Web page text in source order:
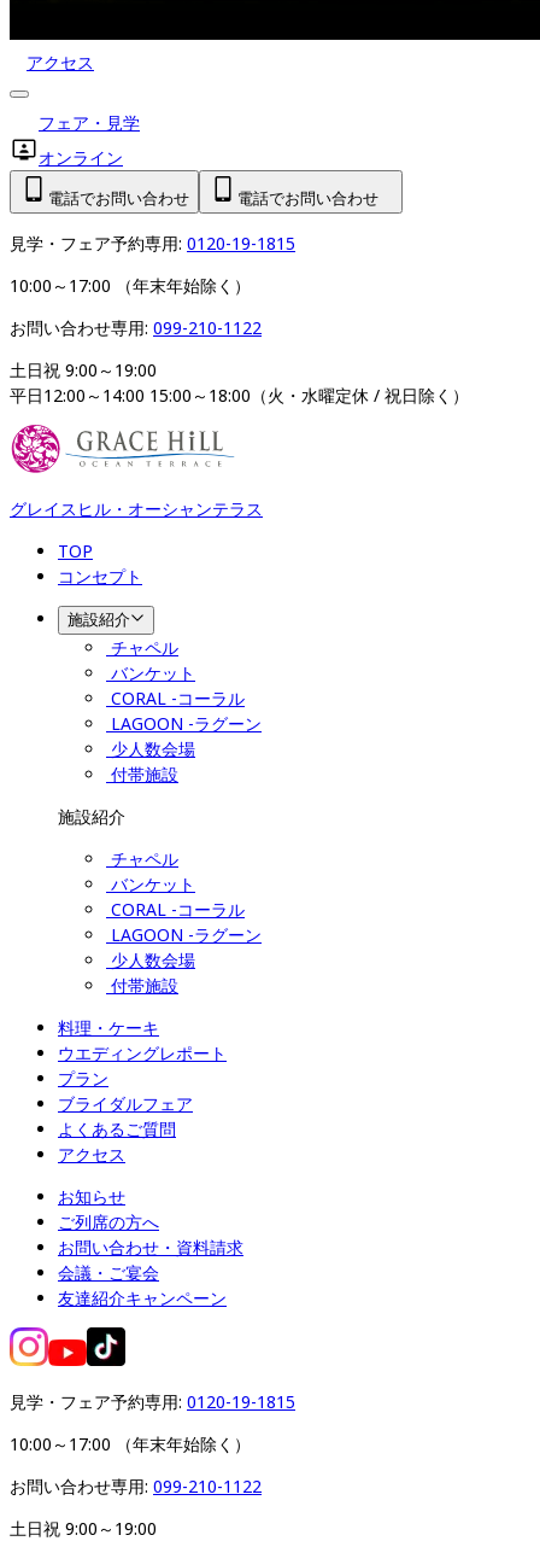
アクセス
フェア・見学
オンライン
電話でお問い合わせ 電話でお問い合わせ
見学・フェア予約専用: 0120-19-1815
10:00～17:00 （年末年始除く）
お問い合わせ専用: 099-210-1122
土日祝 9:00～19:00
平日12:00～14:00 15:00～18:00（火・水曜定休 / 祝日除く）
グレイスヒル・オーシャンテラス
TOP
コンセプト
施設紹介
チャペル
バンケット
CORAL -コーラル
LAGOON -ラグーン
少人数会場
付帯施設
施設紹介
チャペル
バンケット
CORAL -コーラル
LAGOON -ラグーン
少人数会場
付帯施設
料理・ケーキ
ウエディングレポート
プラン
ブライダルフェア
よくあるご質問
アクセス
お知らせ
ご列席の方へ
お問い合わせ・資料請求
会議・ご宴会
友達紹介キャンペーン
見学・フェア予約専用: 0120-19-1815
10:00～17:00 （年末年始除く）
お問い合わせ専用: 099-210-1122
土日祝 9:00～19:00